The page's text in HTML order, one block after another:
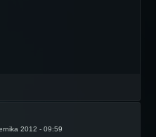
2012 - 09:59